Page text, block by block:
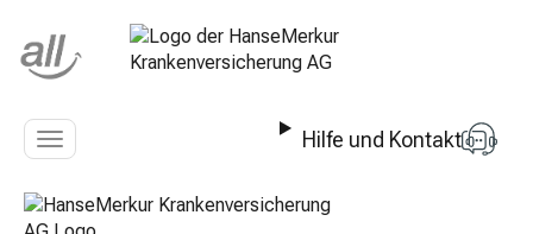
Navigation
Hilfe und Kontakt